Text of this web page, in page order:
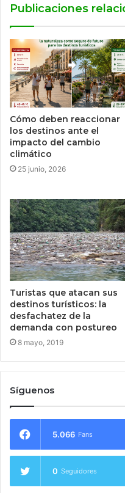
Publicaciones
Cómo deben reaccionar
los destinos ante el
impacto del cambio
climático
25 junio, 2026
Turistas que atacan sus
destinos turísticos: la
desfachatez de la
demanda con postureo
8 mayo, 2019
Síguenos
5.066 Fans
0 Seguidores